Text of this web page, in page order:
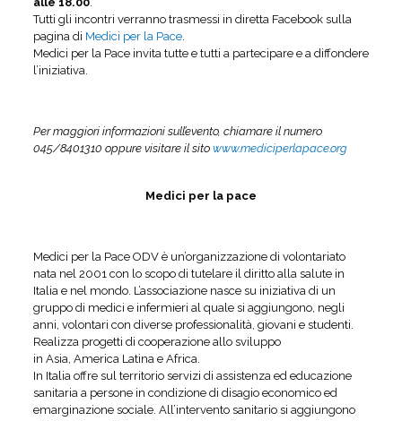
Tutti gli incontri verranno trasmessi in diretta Facebook sulla
pagina di Medici per la Pace.
Medici per la Pace invita tutte e tutti a partecipare e a diffondere
l’iniziativa.
Per maggiori informazioni sull’evento, chiamare il numero
045/8401310 oppure visitare il sito www.mediciperlapace.org
Medici per la pace
Medici per la Pace ODV è un’organizzazione di volontariato
nata nel 2001 con lo scopo di tutelare il diritto alla salute in
Italia e nel mondo. L’associazione nasce su iniziativa di un
gruppo di medici e infermieri al quale si aggiungono, negli
anni, volontari con diverse professionalità, giovani e studenti.
Realizza progetti di cooperazione allo sviluppo
in Asia, America Latina e Africa.
In Italia offre sul territorio servizi di assistenza ed educazione
sanitaria a persone in condizione di disagio economico ed
emarginazione sociale. All’intervento sanitario si aggiungono